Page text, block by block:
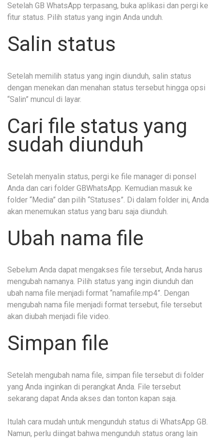
Setelah GB WhatsApp terpasang, buka aplikasi dan pergi ke
fitur status. Pilih status yang ingin Anda unduh.
Salin status
Setelah memilih status yang ingin diunduh, salin status
dengan menekan dan menahan status tersebut hingga opsi
“Salin” muncul di layar.
Cari file status yang
sudah diunduh
Setelah menyalin status, pergi ke file manager di ponsel
Anda dan cari folder GBWhatsApp. Kemudian masuk ke
folder “Media” dan pilih “Statuses”. Di dalam folder ini, Anda
akan menemukan status yang baru saja diunduh.
Ubah nama file
Sebelum Anda dapat mengakses file tersebut, Anda harus
mengubah namanya. Pilih status yang ingin diunduh dan
ubah nama file menjadi format “namafile.mp4”. Dengan
mengubah nama file menjadi format tersebut, file tersebut
akan diubah menjadi file video.
Simpan file
Setelah mengubah nama file, simpan file tersebut di folder
yang Anda inginkan di perangkat Anda. File tersebut
sekarang dapat Anda akses dan tonton kapan saja.
Itulah cara mudah untuk mengunduh status di WhatsApp GB.
Namun, perlu diingat bahwa mengunduh status orang lain